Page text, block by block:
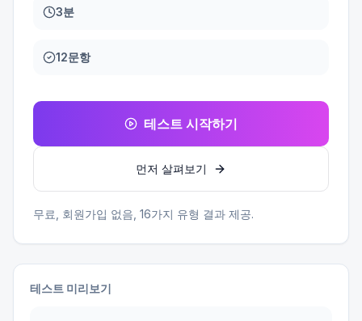
3분
12문항
테스트 시작하기
먼저 살펴보기
무료, 회원가입 없음, 16가지 유형 결과 제공.
테스트 미리보기